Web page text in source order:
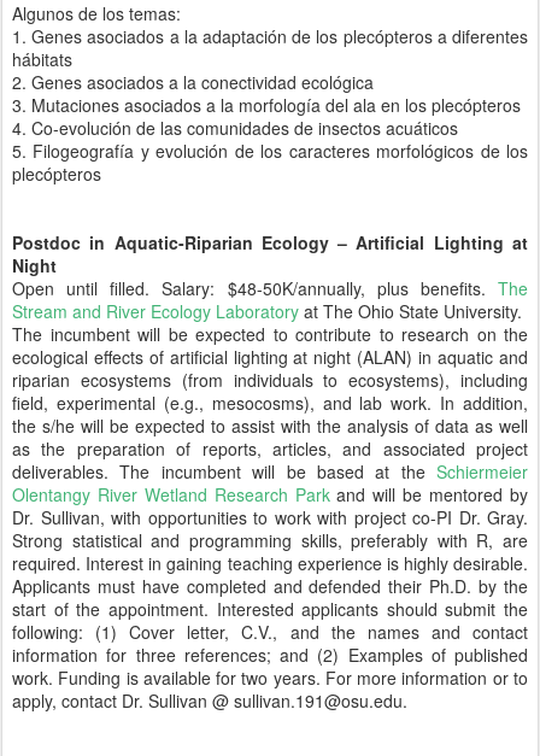
Algunos de los temas:
1. Genes asociados a la adaptación de los plecópteros a diferentes
hábitats
2. Genes asociados a la conectividad ecológica
3. Mutaciones asociados a la morfología del ala en los plecópteros
4. Co-evolución de las comunidades de insectos acuáticos
5. Filogeografía y evolución de los caracteres morfológicos de los
plecópteros
Postdoc in Aquatic-Riparian Ecology – Artificial Lighting at
Night
Open until filled. Salary: $48-50K/annually, plus benefits. The
Stream and River Ecology Laboratory at The Ohio State University.
The incumbent will be expected to contribute to research on the
ecological effects of artificial lighting at night (ALAN) in aquatic and
riparian ecosystems (from individuals to ecosystems), including
field, experimental (e.g., mesocosms), and lab work. In addition,
the s/he will be expected to assist with the analysis of data as well
as the preparation of reports, articles, and associated project
deliverables. The incumbent will be based at the Schiermeier
Olentangy River Wetland Research Parkand will be mentored by
Dr. Sullivan, with opportunities to work with project co-PI Dr. Gray.
Strong statistical and programming skills, preferably with R, are
required. Interest in gaining teaching experience is highly desirable.
Applicants must have completed and defended their Ph.D. by the
start of the appointment. Interested applicants should submit the
following: (1) Cover letter, C.V., and the names and contact
information for three references; and (2) Examples of published
work. Funding is available for two years. For more information or to
apply, contact Dr. Sullivan @ sullivan.191@osu.edu.